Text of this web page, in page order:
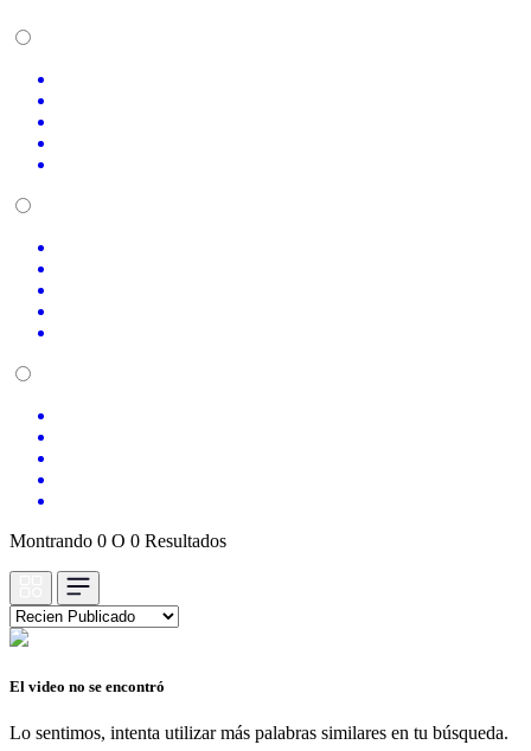
Montrando 0 O 0 Resultados
El video no se encontró
Lo sentimos, intenta utilizar más palabras similares en tu búsqueda.